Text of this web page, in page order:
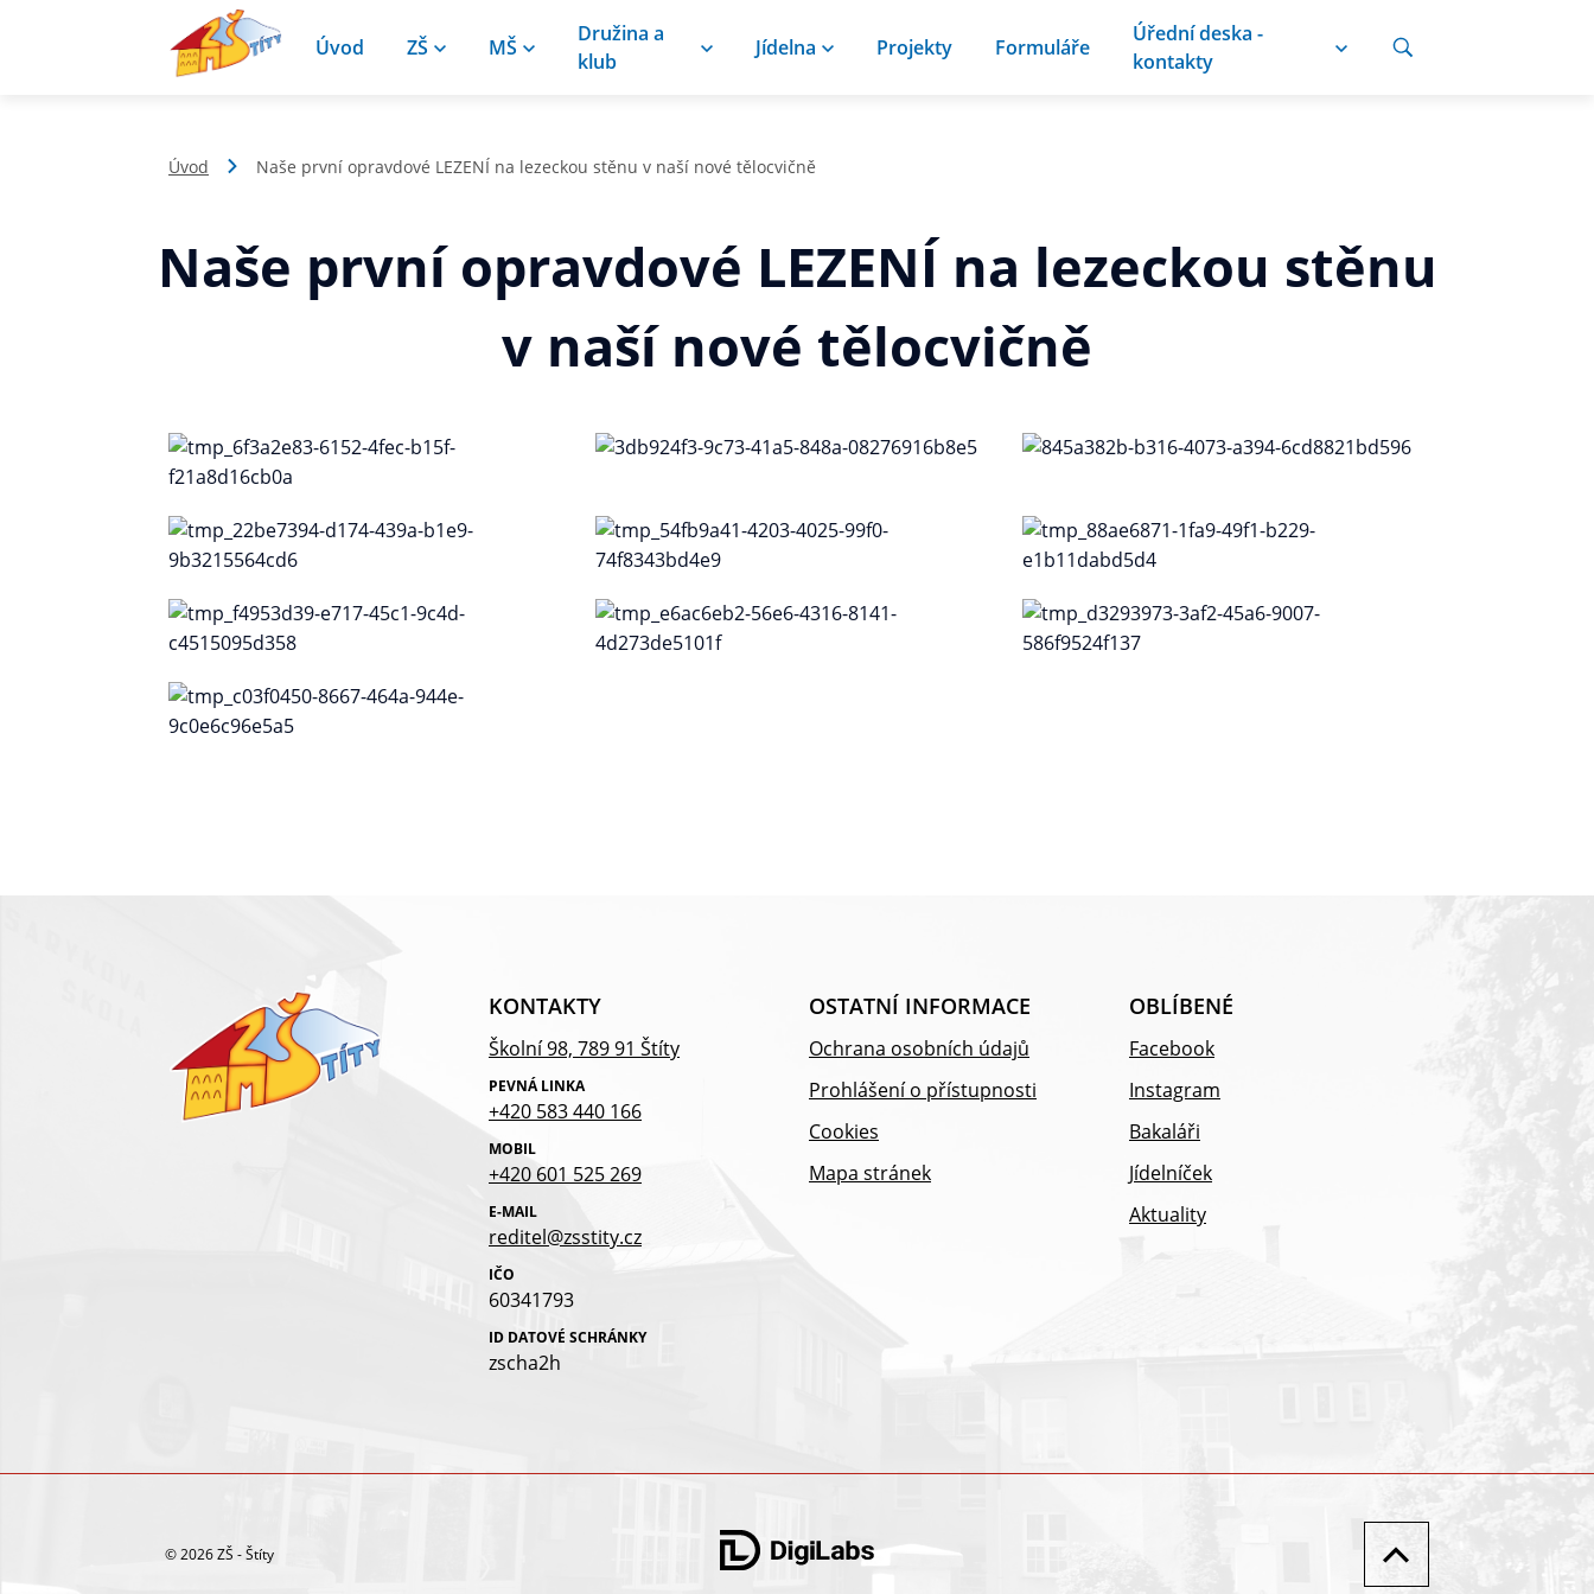
Úvod ZŠ MŠ
Družina a
klub
Jídelna Projekty Formuláře
Úřední deska -
kontakty
Úvod Naše první opravdové LEZENÍ na lezeckou stěnu v naší nové tělocvičně
Naše první opravdové LEZENÍ na lezeckou stěnu
v naší nové tělocvičně
KONTAKTY
Školní 98, 789 91 Štíty
PEVNÁ LINKA
+420 583 440 166
MOBIL
+420 601 525 269
E-MAIL
reditel@zsstity.cz
IČO
60341793
ID DATOVÉ SCHRÁNKY
zscha2h
OSTATNÍ INFORMACE
Ochrana osobních údajů
Prohlášení o přístupnosti
Cookies
Mapa stránek
OBLÍBENÉ
Facebook
Instagram
Bakaláři
Jídelníček
Aktuality
© 2026 ZŠ - Štíty